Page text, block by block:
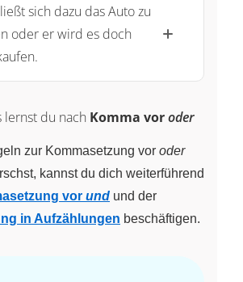
sich dazu das Auto zu
oder er wird es doch
lernst du nach Komma voroder
zur Kommasetzung vor oder
kannst du dich weiterführend
vor und und der
in Aufzählungen beschäftigen.